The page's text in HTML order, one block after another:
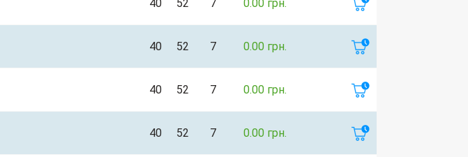
40 52 7 0.00 грн.
40 52 7 0.00 грн.
40 52 7 0.00 грн.
40 52 7 0.00 грн.